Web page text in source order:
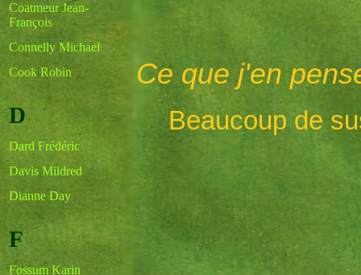
Coatmeur Jean-
François
Connelly Michael
Cook Robin
D
Dard Frédéric
Davis Mildred
Dianne Day
F
Fossum Karin
Ce que j'en
Beaucoup de